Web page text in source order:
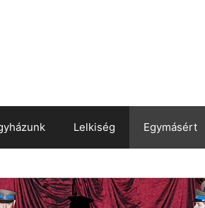
Lelkiség Egymásért